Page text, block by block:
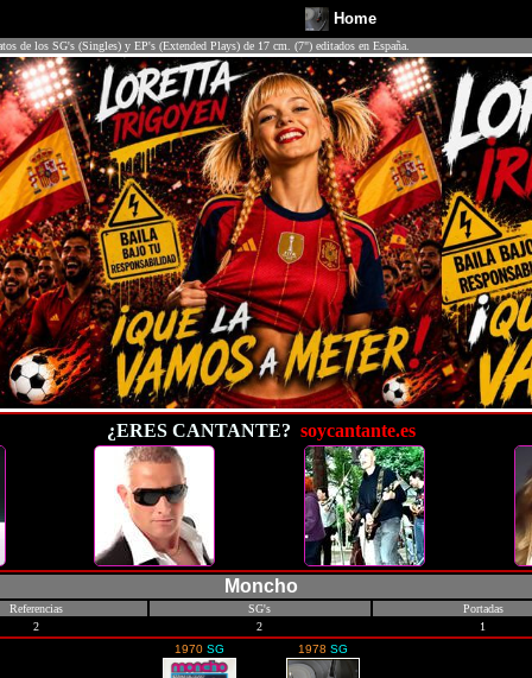
Home
de los SG's (Singles) y EP's (Extended Plays) de 17 cm. (7") editados en España.
¿ERES CANTANTE? soycantante.es
Moncho
Referencias SG's
Portadas
2
2
1
1970 SG 1978 SG